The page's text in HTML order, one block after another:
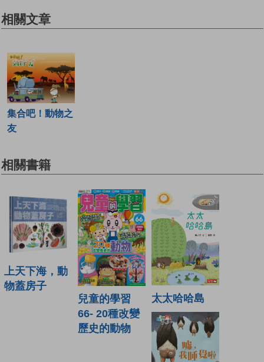
相關文章
集合吧！動物之
友
相關書籍
上天下海，動
物蓋房子
兒童的學習
66- 20種改變
歷史的動物
太太哈哈島